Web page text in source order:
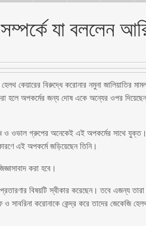
যা বললেন
কেয়ারের বিরুদ্ধে করোনার নমুনা জালিয়াতির
হলে অপকর্মের জন্য দোষ একে অন্যের ওপর
ও ওভাল গ্রুপের অনেকেই এই অপকর্মের সাথে
এই অপকর্মে জড়িয়েছেন তিনি।
করা হবে।
প্রতারণার বিষয়টি স্বীকার করেছেন। তবে এজন্য
করোনাকে কেন্দ্র করে তাদের জেকেজি